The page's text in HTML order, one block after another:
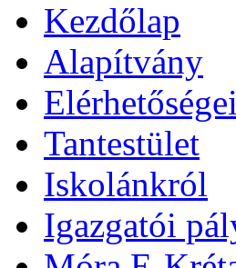
Kezdőlap
Alapítvány
Tantestület
Iskolánkról
Igazgatói